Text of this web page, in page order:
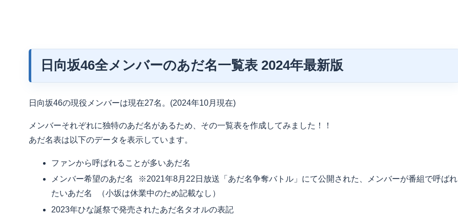
日向坂46全メンバーのあだ名一覧表 2024年最新版
日向坂46の現役メンバーは現在27名。(2024年10月現在)
メンバーそれぞれに独特のあだ名があるため、その一覧表を作成してみました！！
あだ名表は以下のデータを表示しています。
ファンから呼ばれることが多いあだ名
メンバー希望のあだ名 ※2021年8月22日放送「あだ名争奪バトル」にて公開された、メンバーが番組で呼ばれ
たいあだ名 （小坂は休業中のため記載なし）
2023年ひな誕祭で発売されたあだ名タオルの表記